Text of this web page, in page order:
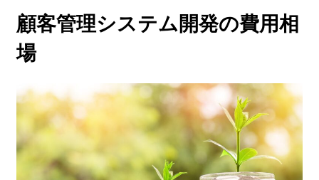
顧客管理システム開発の費用相
場